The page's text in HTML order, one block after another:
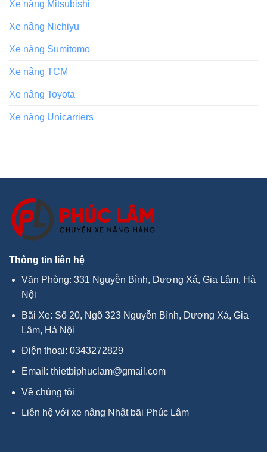
Xe nâng Mitsubishi
Xe nâng Nichiyu
Xe nâng Sumitomo
Xe nâng TCM
Xe nâng Toyota
Xe nâng Unicarriers
Thông tin liên hệ
Văn Phòng: 331 Nguyễn Bình, Dương Xá, Gia Lâm, Hà
Nội
Bãi Xe: Số 20, Ngõ 323 Nguyễn Bình, Dương Xá, Gia
Lâm, Hà Nội
Điện thoại: 0343272829
Email: thietbiphuclam@gmail.com
Về chúng tôi
Liên hệ với xe nâng Nhật bãi Phúc Lâm